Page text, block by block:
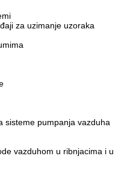
za uzimanje uzoraka
sisteme pumpanja vazduha
vazduhom u ribnjacima i u